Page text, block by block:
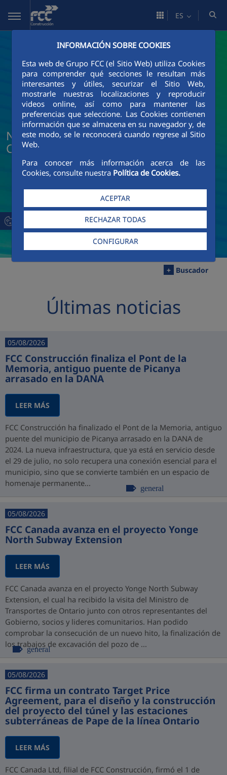
Saltar al contenido principal
INFORMACIÓN SOBRE COOKIES
Esta web de Grupo FCC (el Sitio Web) utiliza Cookies
para comprender qué secciones le resultan más
interesantes y útiles, securizar el Sitio Web,
mostrarle nuestras localizaciones y reproducir
videos online, así como para mantener las
preferencias que seleccione. Las Cookies contienen
información que se almacena en su navegador y, de
este modo, se le reconocerá cuando regrese al Sitio
Web.
Para conocer más información acerca de las
Cookies, consulte nuestra Política de Cookies.
ACEPTAR
RECHAZAR TODAS
CONFIGURAR
ES
Noticias y actualidad de FCC
Construcción
+ Buscador
Últimas noticias
05/08/2026
FCC Construcción finaliza el Pont de la
Memoria, antiguo puente de Picanya
arrasado en la DANA
LEER MÁS
FCC Construcción ha finalizado el Pont de la Memoria, antiguo
puente del municipio de Picanya arrasado en la DANA de
2024. La nueva infraestructura, que ya está en servicio desde
el 29 de julio, no solo recupera una conexión esencial para el
municipio, sino que se convierte también en un espacio de
homenaje permanente...
general
05/08/2026
FCC Canada avanza en el proyecto Yonge
North Subway Extension
LEER MÁS
FCC Canada avanza en el proyecto Yonge North Subway
Extension, el cual ha recibido la visita del Ministro de
Transportes de Ontario junto con otros representantes del
Gobierno, socios y lideres comunitarios. Han podido
comprobar la consecución de un nuevo hito, la finalización de
los trabajos de excavación del pozo de ...
general
05/08/2026
FCC firma un contrato Target Price
Agreement, para el diseño y la construcción
del proyecto del túnel y las estaciones
subterráneas de Pape de la línea Ontario
LEER MÁS
FCC Canada Ltd, filial de FCC Construcción, firmó el 1 de